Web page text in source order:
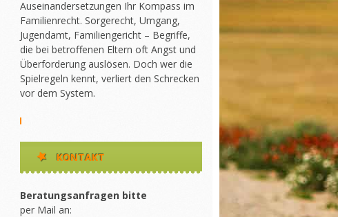
Auseinandersetzungen Ihr Kompass im
Familienrecht. Sorgerecht, Umgang,
Jugendamt, Familiengericht – Begriffe,
die bei betroffenen Eltern oft Angst und
Überforderung auslösen. Doch wer die
Spielregeln kennt, verliert den Schrecken
vor dem System.
KONTAKT
Beratungsanfragen bitte
per Mail an: